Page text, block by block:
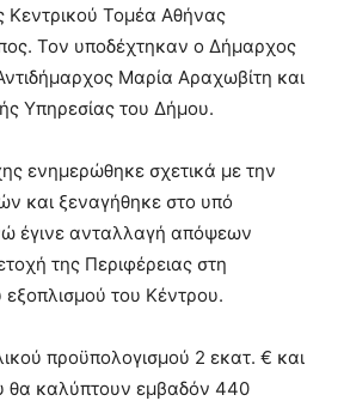
Κεντρικού Τομέα Αθήνας
Τον υποδέχτηκαν ο Δήμαρχος
Μαρία Αραχωβίτη και
Υπηρεσίας του Δήμου.
ενημερώθηκε σχετικά με την
και ξεναγήθηκε στο υπό
έγινε ανταλλαγή απόψεων
της Περιφέρειας στη
του Κέντρου.
προϋπολογισμού 2 εκατ. € και
θα καλύπτουν εμβαδόν 440